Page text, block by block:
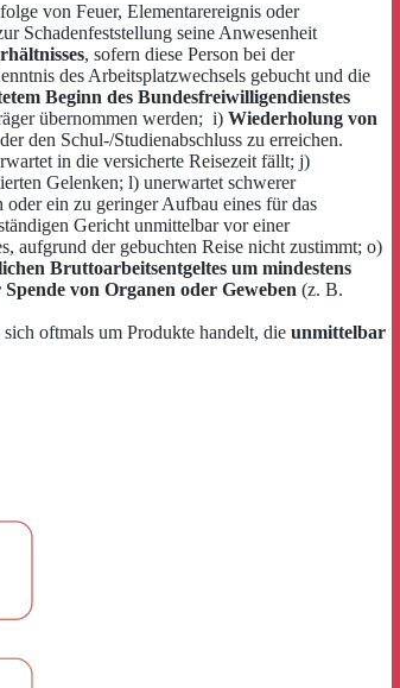
von Feuer, Elementarereignis oder
Schadenfeststellung seine Anwesenheit
, sofern diese Person bei der
des Arbeitsplatzwechsels gebucht und die
Beginn des Bundesfreiwilligendienstes
übernommen werden; i) Wiederholung von
den Schul-/Studienabschluss zu erreichen.
in die versicherte Reisezeit fällt; j)
Gelenken; l) unerwartet schwerer
ein zu geringer Aufbau eines für das
Gericht unmittelbar vor einer
aufgrund der gebuchten Reise nicht zustimmt; o)
Bruttoarbeitsentgeltes um mindestens
von Organen oder Geweben (z. B.
oftmals um Produkte handelt, die unmittelbar